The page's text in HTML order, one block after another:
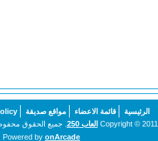
الرئيسية قائمة الاعضاء مواقع صديقة
Copyright © 2011 العاب 250 . جميع الحقوق
Powered by onArcade